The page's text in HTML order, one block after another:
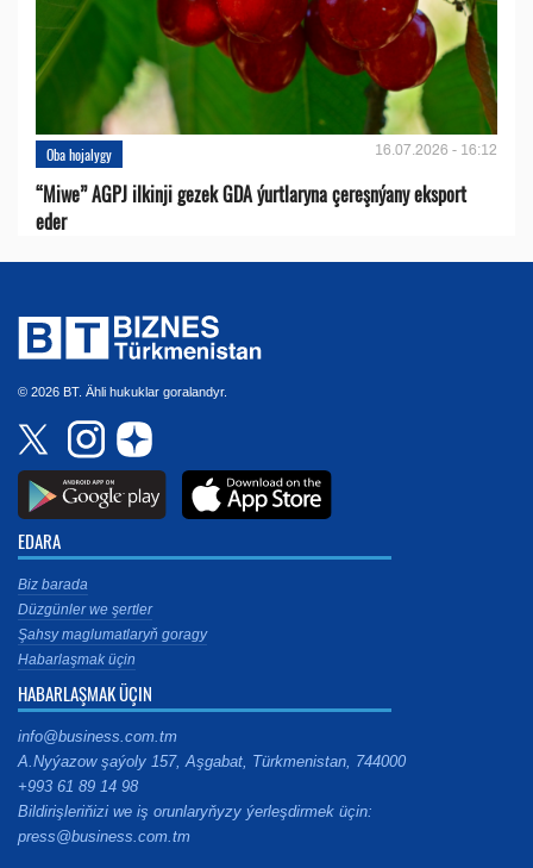
Oba hojalygy 16.07.2026 - 16:12
“Miwe” AGPJ ilkinji gezek GDA ýurtlaryna çereşnýany eksport
eder
© 2026 BT. Ähli hukuklar goralandyr.
EDARA
Biz barada
Düzgünler we şertler
Şahsy maglumatlaryň goragy
Habarlaşmak üçin
HABARLAŞMAK ÜÇIN
info@business.com.tm
A.Nyýazow şaýoly 157, Aşgabat, Türkmenistan, 744000
+993 61 89 14 98
Bildirişleriňizi we iş orunlaryňyzy ýerleşdirmek üçin:
press@business.com.tm